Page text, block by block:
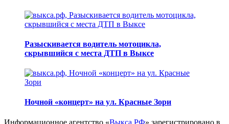
Разыскивается водитель мотоцикла,
скрывшийся с места ДТП в Выксе
Ночной «концерт» на ул. Красные Зори
Информационное агентство «Выкса.РФ» зарегистрировано в